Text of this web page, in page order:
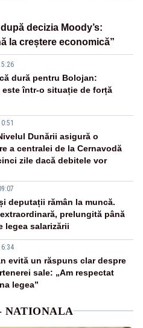
decizia Moody’s:
la creștere economică”
dură pentru Bolojan:
este într-o situație de forță
Dunării asigură o
a centralei de la Cernavodă
zile dacă debitele vor
deputații rămân la muncă.
prelungită până
legea salarizării
evită un răspuns clar despre
sale: „Am respectat
legea”
NATIONALA